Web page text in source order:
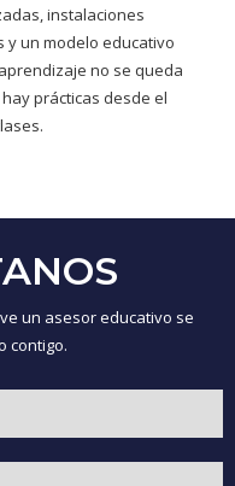
instalaciones
y un modelo educativo
no se queda
prácticas desde el
un asesor educativo se
contigo.